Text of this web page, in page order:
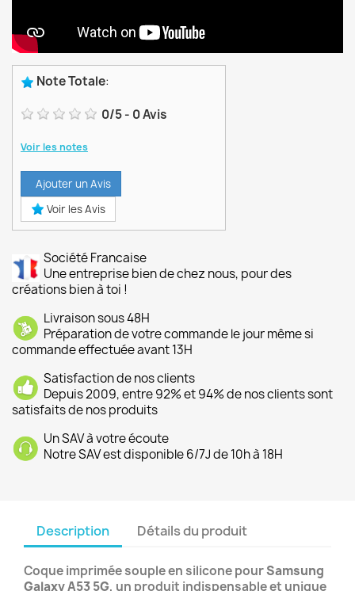
Note Totale:
0/5- 0Avis
Voir les notes
Ajouter un Avis
Voir les Avis
Société Francaise
Une entreprise bien de chez nous, pour des
créations bien à toi !
Livraison sous 48H
Préparation de votre commande le jour même si
commande effectuée avant 13H
Satisfaction de nos clients
Depuis 2009, entre 92% et 94% de nos clients sont
satisfaits de nos produits
Un SAV à votre écoute
Notre SAV est disponible 6/7J de 10h à 18H
Description Détails du produit
Coque imprimée souple en silicone pourSamsung
Galaxy A53 5G, un produit indispensable et unique